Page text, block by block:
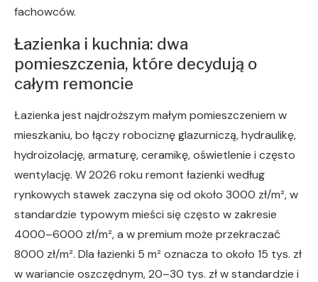
fachowców.
Łazienka i kuchnia: dwa
pomieszczenia, które decydują o
całym remoncie
Łazienka jest najdroższym małym pomieszczeniem w
mieszkaniu, bo łączy robociznę glazurniczą, hydraulikę,
hydroizolację, armaturę, ceramikę, oświetlenie i często
wentylację. W 2026 roku remont łazienki według
rynkowych stawek zaczyna się od około 3000 zł/m², w
standardzie typowym mieści się często w zakresie
4000–6000 zł/m², a w premium może przekraczać
8000 zł/m². Dla łazienki 5 m² oznacza to około 15 tys. zł
w wariancie oszczędnym, 20–30 tys. zł w standardzie i